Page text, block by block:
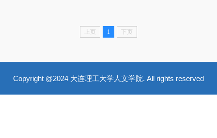
上页 1 下页
Copyright @2024 大连理工大学人文学院. All rights reserved